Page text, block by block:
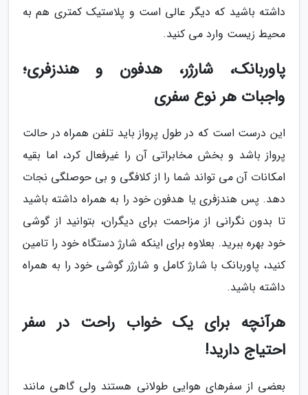
داشته باشید که دیگر عالی است و پلاستیک کمتری هم به
محیط زیست وارد می کنید.
پاوربانک، شارژر، هدفون و هندزفری؛
واجبات هر نوع سفری
این درست است که در طول پرواز باید تلفن همراه در حالت
پرواز باشد و بخش مخابراتی آن را غیرفعال کرد، اما بقیه
امکانات آن می تواند شما را از کلافگی و بی حوصلگی نجات
دهد. پس هندزفری یا هدفون خود را به همراه داشته باشید
تا بدون نگرانی از مزاحمت برای دیگران، بتوانید از گوشی
خود بهره ببرید. بعلاوه برای اینکه شارژ دستگاه خود را تامین
کنید، پاوربانک با شارژ کامل و شارژر گوشی خود را به همراه
داشته باشید.
هرآنچه برای یک خواب راحت در سفر
احتیاج دارید!
بعضی از سفرهای هوایی طولانی هستند ولی گاهی مانند